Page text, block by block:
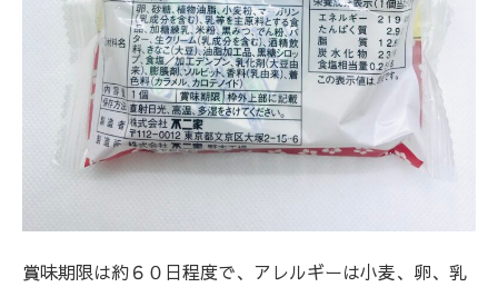
賞味期限は約６０日程度で、アレルギーは小麦、卵、乳